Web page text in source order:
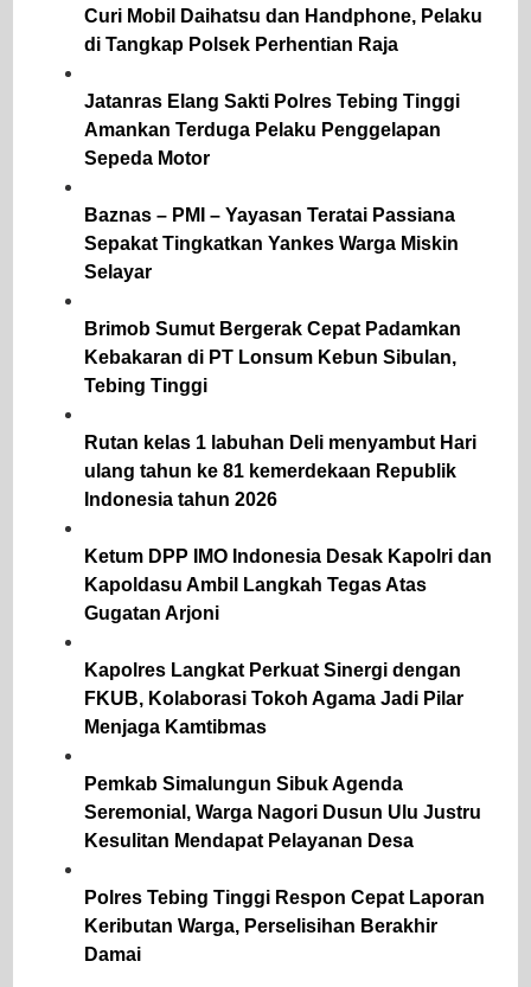
Curi Mobil Daihatsu dan Handphone, Pelaku
di Tangkap Polsek Perhentian Raja
Jatanras Elang Sakti Polres Tebing Tinggi
Amankan Terduga Pelaku Penggelapan
Sepeda Motor
Baznas – PMI – Yayasan Teratai Passiana
Sepakat Tingkatkan Yankes Warga Miskin
Selayar
Brimob Sumut Bergerak Cepat Padamkan
Kebakaran di PT Lonsum Kebun Sibulan,
Tebing Tinggi
Rutan kelas 1 labuhan Deli menyambut Hari
ulang tahun ke 81 kemerdekaan Republik
Indonesia tahun 2026
Ketum DPP IMO Indonesia Desak Kapolri dan
Kapoldasu Ambil Langkah Tegas Atas
Gugatan Arjoni
Kapolres Langkat Perkuat Sinergi dengan
FKUB, Kolaborasi Tokoh Agama Jadi Pilar
Menjaga Kamtibmas
Pemkab Simalungun Sibuk Agenda
Seremonial, Warga Nagori Dusun Ulu Justru
Kesulitan Mendapat Pelayanan Desa
Polres Tebing Tinggi Respon Cepat Laporan
Keributan Warga, Perselisihan Berakhir
Damai